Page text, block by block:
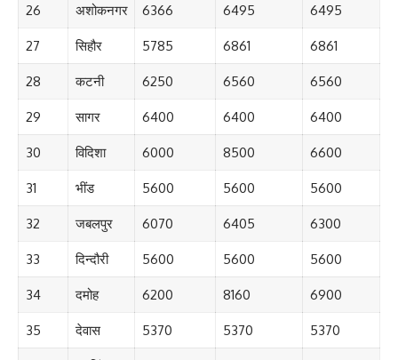
26 अशोकनगर 6366 6495 6495
27 सिहौर 5785 6861 6861
28 कटनी 6250 6560 6560
29 सागर 6400 6400 6400
30 विदिशा 6000 8500 6600
31 भींड 5600 5600 5600
32 जबलपुर 6070 6405 6300
33 दिन्दौरी 5600 5600 5600
34 दमोह 6200 8160 6900
35 देवास 5370 5370 5370